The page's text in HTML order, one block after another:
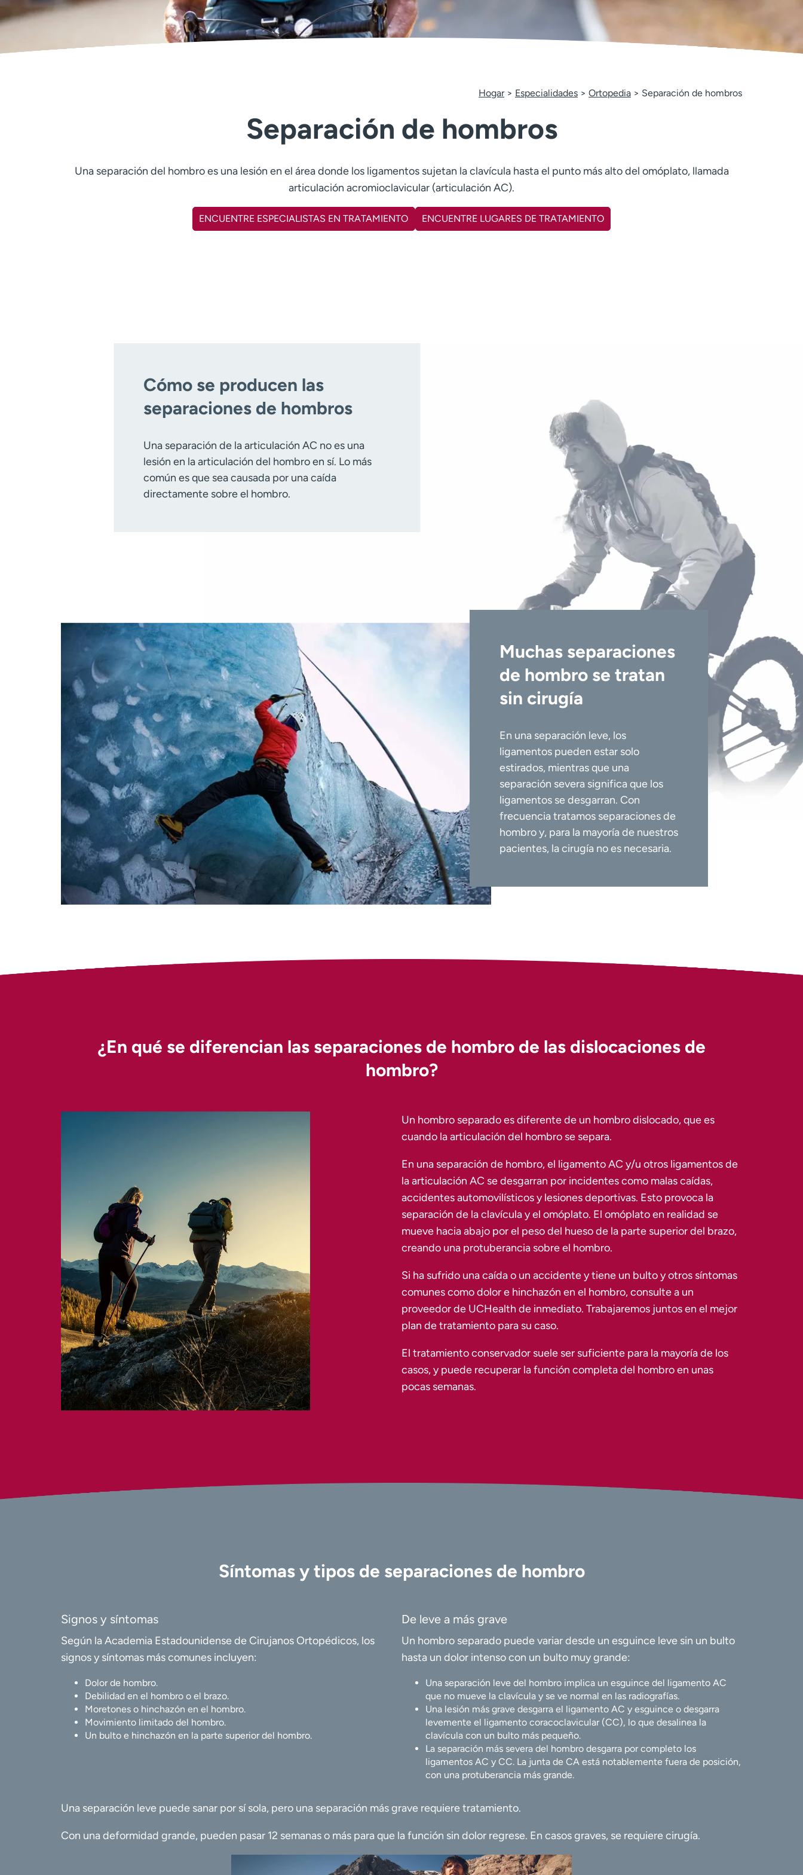
Hogar Especialidades Ortopedia Separación de hombros
Separación de hombros
Una separación del hombro es una lesión en el área donde los ligamentos sujetan la clavícula hasta el punto más alto del omóplato, llamada
articulación acromioclavicular (articulación AC).
ENCUENTRE ESPECIALISTAS EN TRATAMIENTO ENCUENTRE LUGARES DE TRATAMIENTO
Cómo se producen las
separaciones de hombros
Una separación de la articulación AC no es una
lesión en la articulación del hombro en sí. Lo más
común es que sea causada por una caída
directamente sobre el hombro.
Muchas separaciones
de hombro se tratan
sin cirugía
En una separación leve, los
ligamentos pueden estar solo
estirados, mientras que una
separación severa significa que los
ligamentos se desgarran. Con
frecuencia tratamos separaciones de
hombro y, para la mayoría de nuestros
pacientes, la cirugía no es necesaria.
¿En qué se diferencian las separaciones de hombro de las dislocaciones de
hombro?
Un hombro separado es diferente de un hombro dislocado, que es
cuando la articulación del hombro se separa.
En una separación de hombro, el ligamento AC y/u otros ligamentos de
la articulación AC se desgarran por incidentes como malas caídas,
accidentes automovilísticos y lesiones deportivas. Esto provoca la
separación de la clavícula y el omóplato. El omóplato en realidad se
mueve hacia abajo por el peso del hueso de la parte superior del brazo,
creando una protuberancia sobre el hombro.
Si ha sufrido una caída o un accidente y tiene un bulto y otros síntomas
comunes como dolor e hinchazón en el hombro, consulte a un
proveedor de UCHealth de inmediato. Trabajaremos juntos en el mejor
plan de tratamiento para su caso.
El tratamiento conservador suele ser suficiente para la mayoría de los
casos, y puede recuperar la función completa del hombro en unas
pocas semanas.
Síntomas y tipos de separaciones de hombro
Signos y síntomas
Según la Academia Estadounidense de Cirujanos Ortopédicos, los
signos y síntomas más comunes incluyen:
Dolor de hombro.
Debilidad en el hombro o el brazo.
Moretones o hinchazón en el hombro.
Movimiento limitado del hombro.
Un bulto e hinchazón en la parte superior del hombro.
De leve a más grave
Un hombro separado puede variar desde un esguince leve sin un bulto
hasta un dolor intenso con un bulto muy grande:
Una separación leve del hombro implica un esguince del ligamento AC
que no mueve la clavícula y se ve normal en las radiografías.
Una lesión más grave desgarra el ligamento AC y esguince o desgarra
levemente el ligamento coracoclavicular (CC), lo que desalinea la
clavícula con un bulto más pequeño.
La separación más severa del hombro desgarra por completo los
ligamentos AC y CC. La junta de CA está notablemente fuera de posición,
con una protuberancia más grande.
Una separación leve puede sanar por sí sola, pero una separación más grave requiere tratamiento.
Con una deformidad grande, pueden pasar 12 semanas o más para que la función sin dolor regrese. En casos graves, se requiere cirugía.